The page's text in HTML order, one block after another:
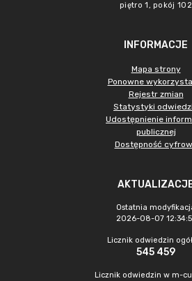
piętro 1, pokój 102
INFORMACJE
Mapa strony
Ponowne
Rejestr zmian
Statystyki
Udostępnienie
publicznej
Dostępność
Ostatnia
2026-08-07
Licznik odwiedzin
545 459
Licznik odwiedzin w m-